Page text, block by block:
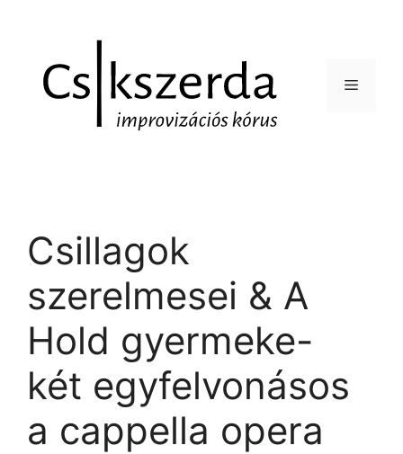
Csillagok
szerelmesei & A
Hold gyermeke-
két egyfelvonásos
a cappella opera